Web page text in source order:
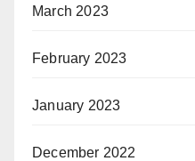
March 2023
February 2023
January 2023
December 2022